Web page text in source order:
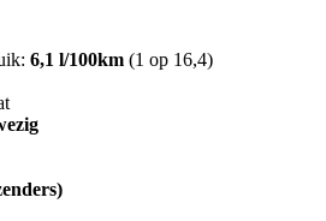
6,1 l/100km (1 op 16,4)